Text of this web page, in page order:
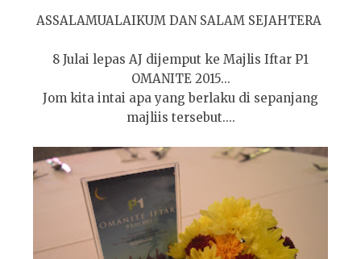
ASSALAMUALAIKUM DAN SALAM SEJAHTERA
8 Julai lepas AJ dijemput ke Majlis Iftar P1
OMANITE 2015...
Jom kita intai apa yang berlaku di sepanjang
majliis tersebut....